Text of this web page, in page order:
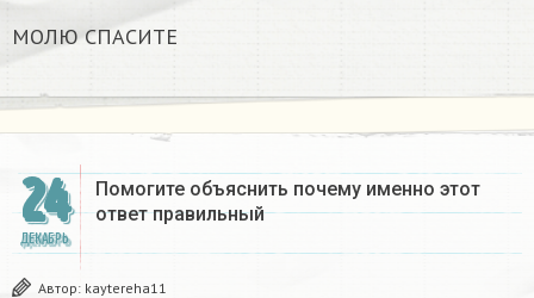
МОЛЮ СПАСИТЕ
24
ДЕКАБРЬ
Помогите объяснить почему именно этот
ответ правильный
Автор: kaytereha11